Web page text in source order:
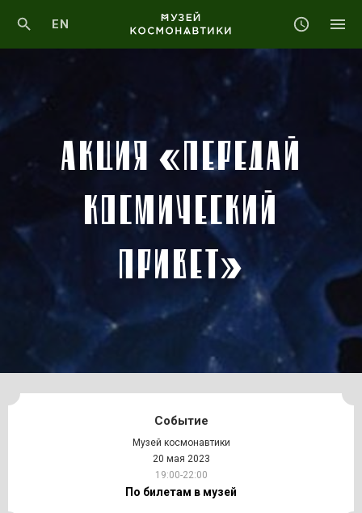
EN
АКЦИЯ «ПЕРЕДАЙ
КОСМИЧЕСКИЙ
ПРИВЕТ»
Событие
Музей космонавтики
20 мая 2023
19:00-22:00
По билетам в музей